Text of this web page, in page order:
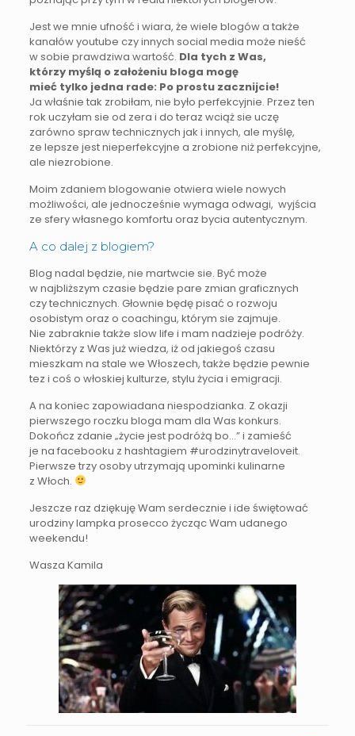
Jest we mnie ufność i wiara, że wiele blogów a także
kanałów youtube czy innych social media może nieść
w sobie prawdziwa wartość. Dla tych z Was,
którzy myślą o założeniu bloga mogę
mieć tylko jedna rade: Po prostu zacznijcie!
Ja właśnie tak zrobiłam, nie było perfekcyjnie. Przez ten
rok uczyłam sie od zera i do teraz wciąż sie uczę
zarówno spraw technicznych jak i innych, ale myślę,
ze lepsze jest nieperfekcyjne a zrobione niż perfekcyjne,
ale niezrobione.
Moim zdaniem blogowanie otwiera wiele nowych
możliwości, ale jednocześnie wymaga odwagi, wyjścia
ze sfery własnego komfortu oraz bycia autentycznym.
A co dalej z blogiem?
Blog nadal będzie, nie martwcie sie. Być może
w najbliższym czasie będzie pare zmian graficznych
czy technicznych. Głownie będę pisać o rozwoju
osobistym oraz o coachingu, którym sie zajmuje.
Nie zabraknie także slow life i mam nadzieje podróży.
Niektórzy z Was już wiedza, iż od jakiegoś czasu
mieszkam na stale we Włoszech, także będzie pewnie
tez i coś o włoskiej kulturze, stylu życia i emigracji.
A na koniec zapowiadana niespodzianka. Z okazji
pierwszego roczku bloga mam dla Was konkurs.
Dokończ zdanie „życie jest podróżą bo…” i zamieść
je na facebooku z hashtagiem #urodzinytraveloveit.
Pierwsze trzy osoby utrzymają upominki kulinarne
z Włoch.
Jeszcze raz dziękuję Wam serdecznie i ide świętować
urodziny lampka prosecco życząc Wam udanego
weekendu!
Wasza Kamila